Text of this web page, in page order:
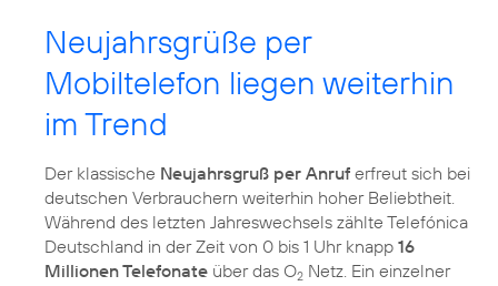
Neujahrsgrüße per
Mobiltelefon liegen weiterhin
im Trend
Der klassische Neujahrsgruß per Anruf erfreut sich bei
deutschen Verbrauchern weiterhin hoher Beliebtheit.
Während des letzten Jahreswechsels zählte Telefónica
Deutschland in der Zeit von 0 bis 1 Uhr knapp 16
Millionen Telefonate über das O2 Netz. Ein einzelner